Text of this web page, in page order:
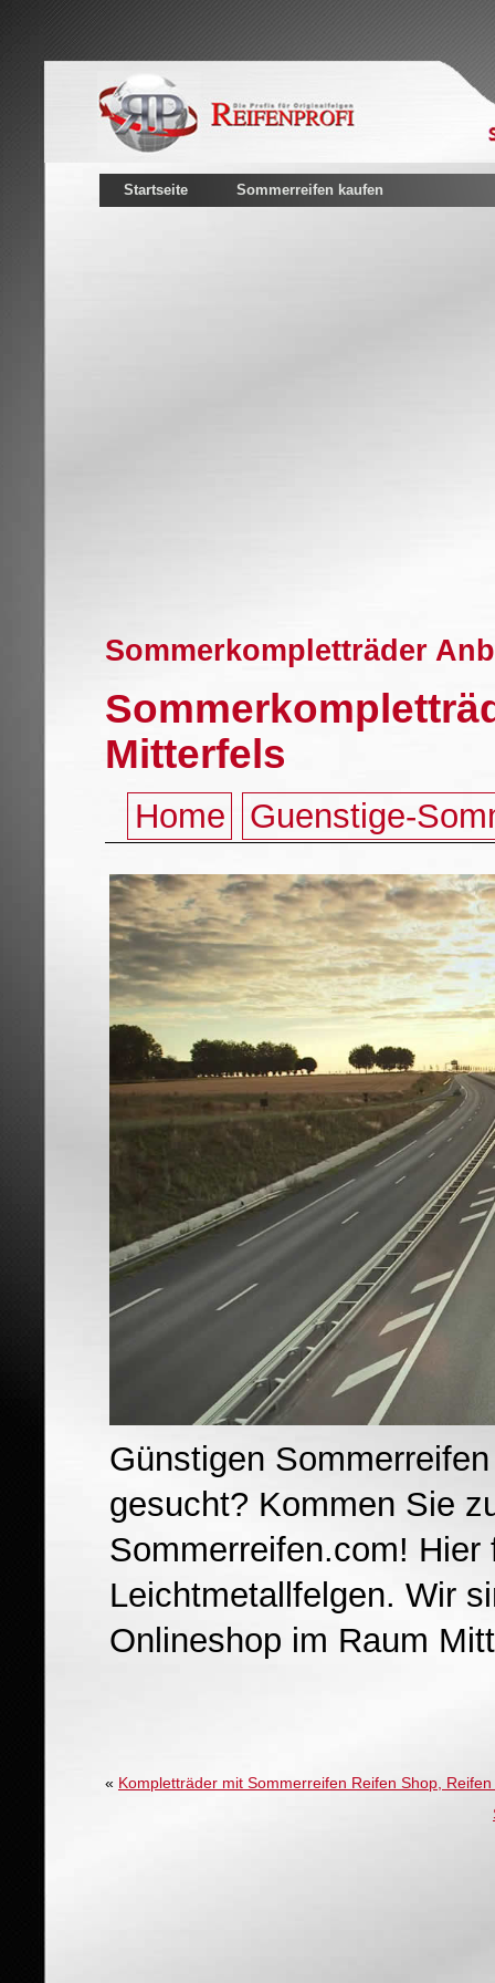
Startseite Sommerreifen kaufen
Sommerkompletträder
Mitterfels
Home Guenstige-
Günstigen
gesucht? Kommen Sie
Sommerreifen.com!
Leichtmetallfelgen. Wir
Onlineshop im Raum
« Kompletträder mit Sommerreifen Reifen Shop,